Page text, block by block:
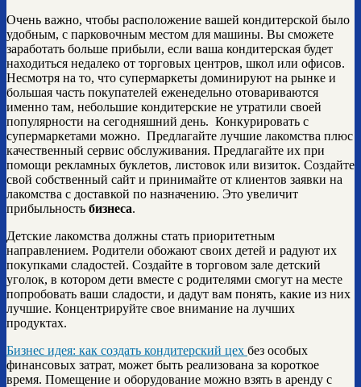
Очень важно, чтобы расположение вашей кондитерской было
удобным, с парковочным местом для машины. Вы сможете
заработать больше прибыли, если ваша кондитерская будет
находиться недалеко от торговых центров, школ или офисов.
Несмотря на то, что супермаркеты доминируют на рынке и
большая часть покупателей еженедельно отовариваются
именно там, небольшие кондитерские не утратили своей
популярности на сегодняшний день. Конкурировать с
супермаркетами можно. Предлагайте лучшие лакомства плюс
качественный сервис обслуживания. Предлагайте их при
помощи рекламных буклетов, листовок или визиток. Создайте
свой собственный сайт и принимайте от клиентов заявки на
лакомства с доставкой по назначению. Это увеличит
прибыльность бизнеса.
Детские лакомства должны стать приоритетным
направлением. Родители обожают своих детей и радуют их
покупками сладостей. Создайте в торговом зале детский
уголок, в котором дети вместе с родителями смогут на месте
попробовать ваши сладости, и дадут вам понять, какие из них
лучшие. Концентрируйте свое внимание на лучших
продуктах.
Бизнес идея: как создать кондитерский цех без особых
финансовых затрат, может быть реализована за короткое
время. Помещение и оборудование можно взять в аренду с